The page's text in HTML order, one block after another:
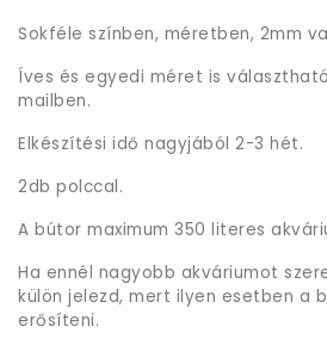
Sokféle színben, méretben, 2mm
Íves és egyedi méret is
mailben.
Elkészítési idő nagyjából 2-3 hét.
2db polccal.
A bútor maximum 350 literes
Ha ennél nagyobb akváriumot
külön jelezd, mert ilyen esetben a
erősíteni.